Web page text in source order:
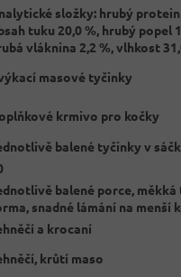
složky: hrubý protein
tuku 20,0 %, hrubý popel
vláknina 2,2 %, vlhkost
masové tyčinky
krmivo pro kočky
balené tyčinky v
balené porce,
snadné lámání na menší
a krocaní
krůtí maso